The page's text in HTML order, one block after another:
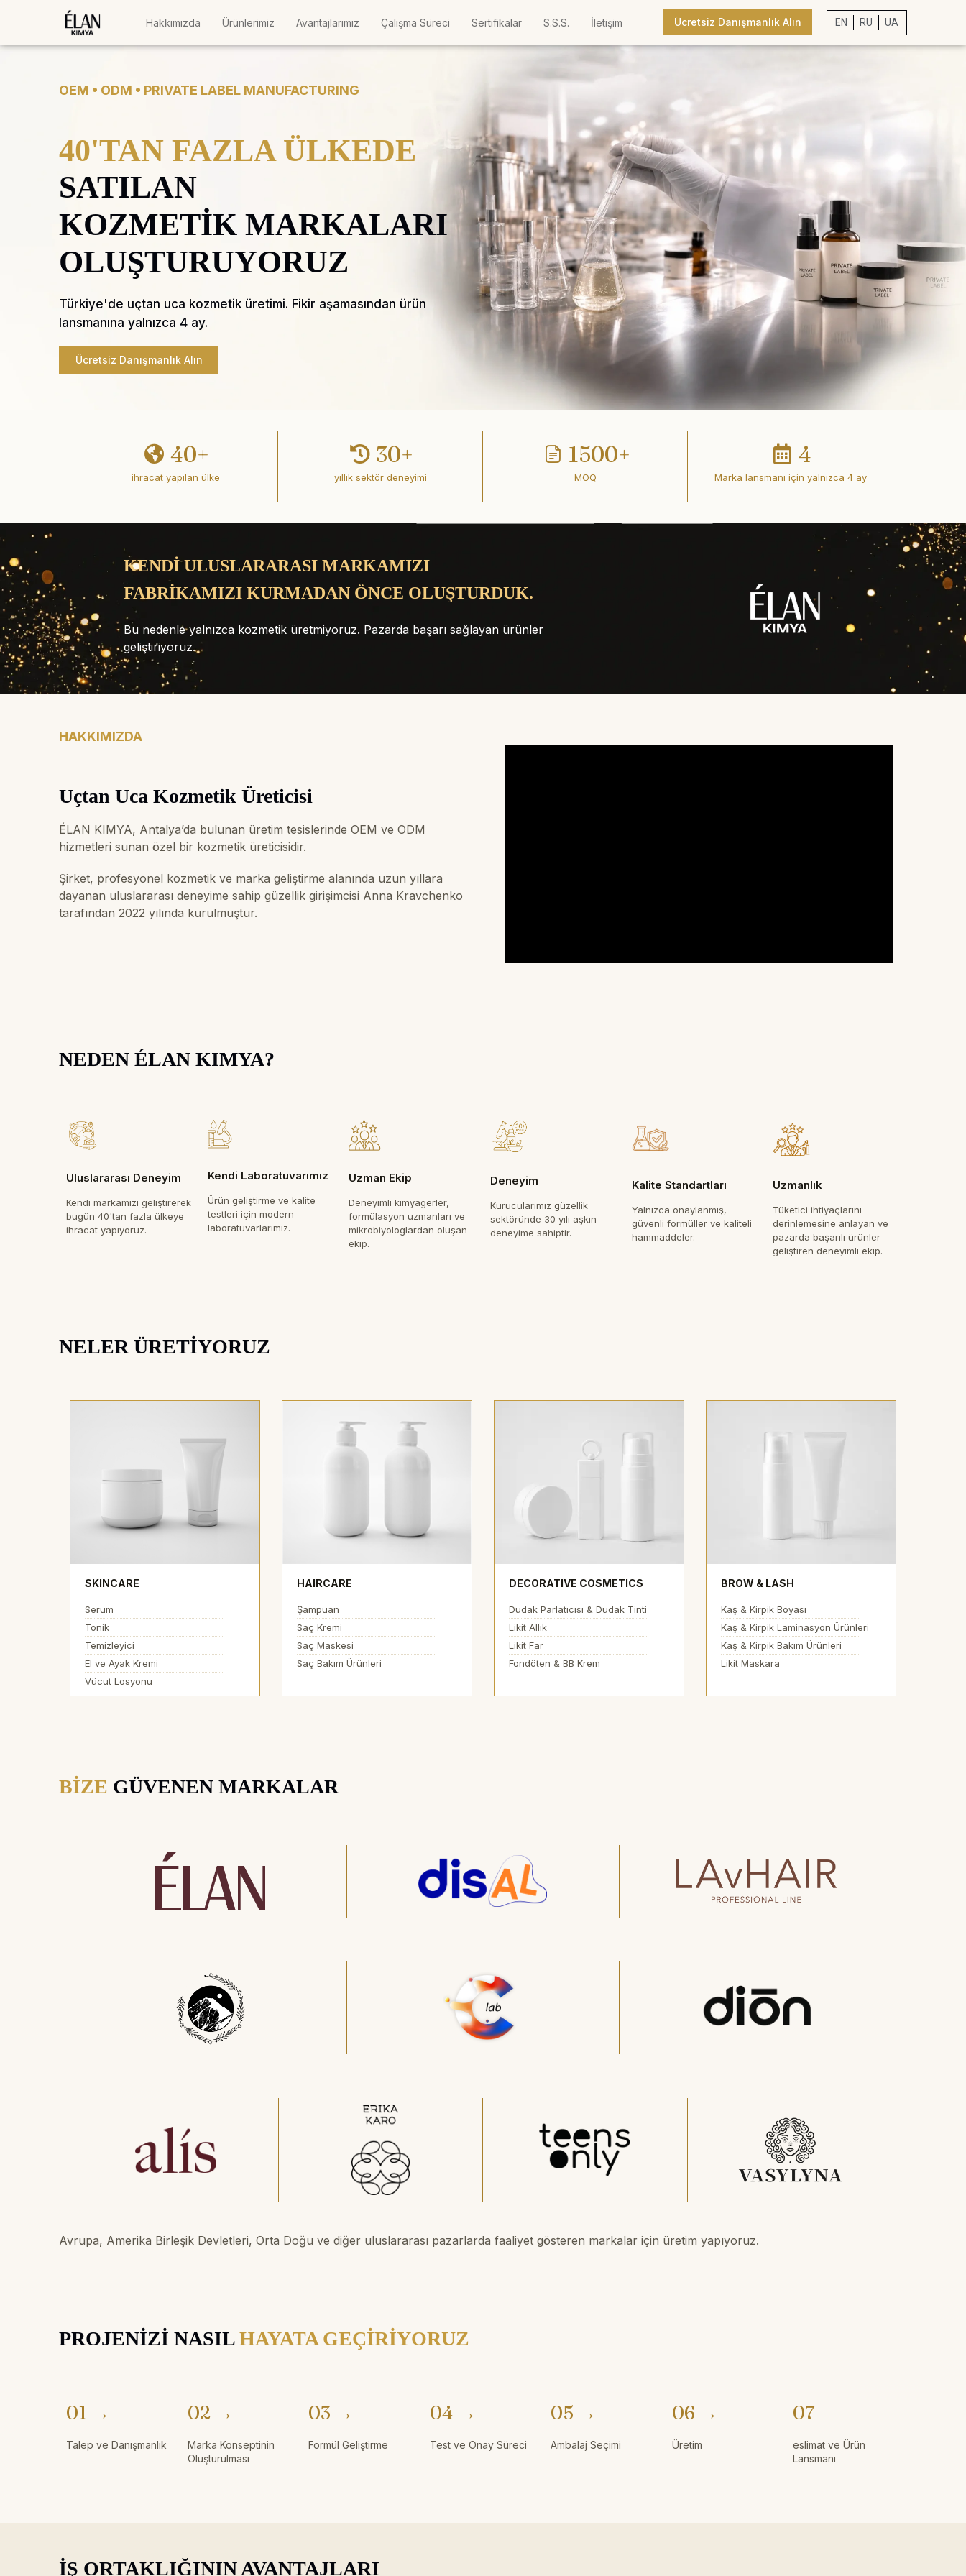
Hakkımızda Ürünlerimiz Avantajlarımız Çalışma Süreci Sertifikalar S.S.S. İletişim Ücretsiz Danışmanlık Alın EN RU UA
OEM • ODM • PRIVATE LABEL MANUFACTURING
40'TAN FAZLA ÜLKEDE
SATILAN
KOZMETİK MARKALARI
OLUŞTURUYORUZ
Türkiye'de uçtan uca kozmetik üretimi. Fikir aşamasından ürün
lansmanına yalnızca 4 ay.
Ücretsiz Danışmanlık Alın
40+
ihracat yapılan ülke
30+
yıllık sektör deneyimi
1500+
MOQ
4
Marka lansmanı için yalnızca 4 ay
KENDİ ULUSLARARASI MARKAMIZI
FABRİKAMIZI KURMADAN ÖNCE OLUŞTURDUK.
Bu nedenle yalnızca kozmetik üretmiyoruz. Pazarda başarı sağlayan ürünler
geliştiriyoruz.
HAKKIMIZDA
Uçtan Uca Kozmetik Üreticisi
ÉLAN KIMYA, Antalya’da bulunan üretim tesislerinde OEM ve ODM
hizmetleri sunan özel bir kozmetik üreticisidir.
Şirket, profesyonel kozmetik ve marka geliştirme alanında uzun yıllara
dayanan uluslararası deneyime sahip güzellik girişimcisi Anna Kravchenko
tarafından 2022 yılında kurulmuştur.
NEDEN ÉLAN KIMYA?
Uluslararası Deneyim
Kendi markamızı geliştirerek
bugün 40'tan fazla ülkeye
ihracat yapıyoruz.
Kendi Laboratuvarımız
Ürün geliştirme ve kalite
testleri için modern
laboratuvarlarımız.
Uzman Ekip
Deneyimli kimyagerler,
formülasyon uzmanları ve
mikrobiyologlardan oluşan
ekip.
Deneyim
Kurucularımız güzellik
sektöründe 30 yılı aşkın
deneyime sahiptir.
Kalite Standartları
Yalnızca onaylanmış,
güvenli formüller ve kaliteli
hammaddeler.
Uzmanlık
Tüketici ihtiyaçlarını
derinlemesine anlayan ve
pazarda başarılı ürünler
geliştiren deneyimli ekip.
NELER ÜRETIYORUZ
SKINCARE
Serum
Tonik
Temizleyici
El ve Ayak Kremi
Vücut Losyonu
HAIRCARE
Şampuan
Saç Kremi
Saç Maskesi
Saç Bakım Ürünleri
DECORATIVE COSMETICS
Dudak Parlatıcısı & Dudak Tinti
Likit Allık
Likit Far
Fondöten & BB Krem
BROW & LASH
Kaş & Kirpik Boyası
Kaş & Kirpik Laminasyon Ürünleri
Kaş & Kirpik Bakım Ürünleri
Likit Maskara
BİZE GÜVENEN MARKALAR
Avrupa, Amerika Birleşik Devletleri, Orta Doğu ve diğer uluslararası pazarlarda faaliyet gösteren markalar için üretim yapıyoruz.
PROJENİZİ NASILHAYATA GEÇİRİYORUZ
01 →
Talep ve Danışmanlık
02 →
Marka Konseptinin
Oluşturulması
03 →
Formül Geliştirme
04 →
Test ve Onay Süreci
05 →
Ambalaj Seçimi
06 →
Üretim
07
eslimat ve Ürün
Lansmanı
İŞ ORTAKLIĞININ AVANTAJLARI